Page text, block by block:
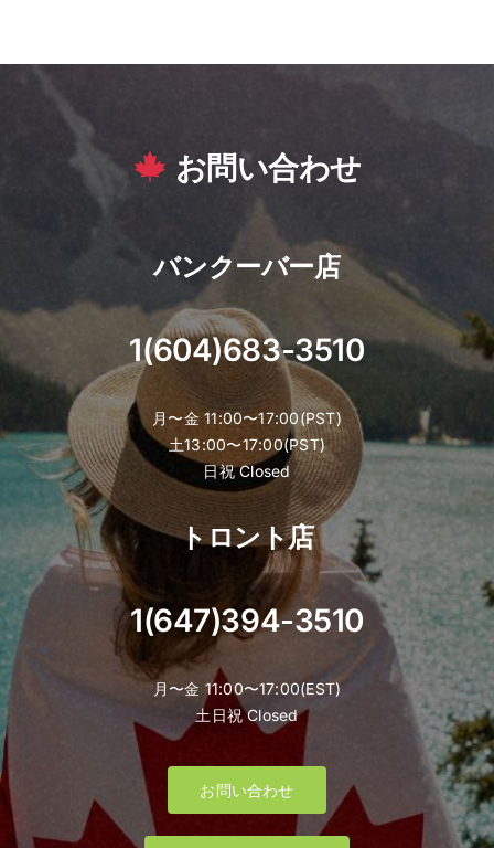
お問い合わせ
バンクーバー店
1(604)683-3510
月〜金 11:00〜17:00(PST)
土13:00〜17:00(PST)
日祝 Closed
トロント店
1(647)394-3510
月〜金 11:00〜17:00(EST)
土日祝 Closed
お問い合わせ